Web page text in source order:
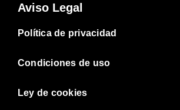
Aviso Legal
Política de privacidad
Condiciones de uso
Ley de cookies